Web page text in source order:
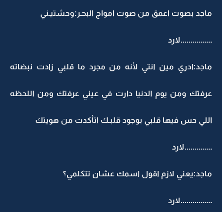
ماجد بصوت اعمق من صوت امواج البحـر:وحشتيـني
................لارد
ماجد:ادري مين انتي لأنه من مجرد ما قلبي زادت نبضاته
عرفتك ومن يوم الدنيا دارت في عيني عرفتك ومن اللحظه
اللي حس فيها قلبي بوجود قلبـك اتأكدت من هويتك
..............لارد
ماجد:يعني لازم اقول اسمك عشان تتكلمي؟
................لارد